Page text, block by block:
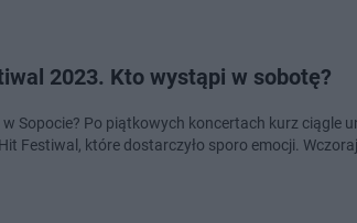
2023. Kto wystąpi w sobotę?
Sopocie? Po piątkowych koncertach kurz ciągle
Festiwal, które dostarczyło sporo emocji.